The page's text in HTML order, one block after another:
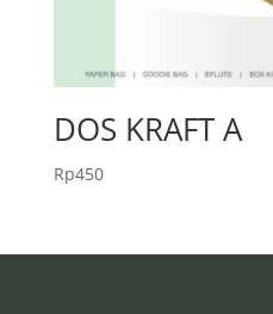
DOS KRAFT A
Rp450